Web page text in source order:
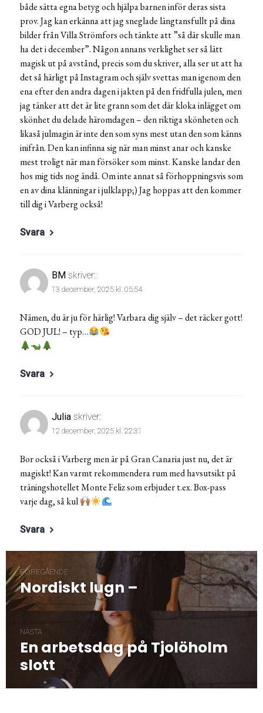
både sätta egna betyg och hjälpa barnen inför deras sista
prov. Jag kan erkänna att jag sneglade längtansfullt på dina
bilder från Villa Strömfors och tänkte att ”så där skulle man
ha det i december”. Någon annans verklighet ser så lätt
magisk ut på avstånd, precis som du skriver, alla ser ut att ha
det så härligt på Instagram och själv svettas man igenom den
ena efter den andra dagen i jakten på den fridfulla julen, men
jag tänker att det är lite grann som det där kloka inlägget om
skönhet du delade häromdagen – den riktiga skönheten och
likaså julmagin är inte den som syns mest utan den som känns
inifrån. Den kan infinna sig när man minst anar och kanske
mest troligt när man försöker som minst. Kanske landar den
hos mig tids nog ändå. Om inte annat så förhoppningsvis som
en av dina klänningar i julklapp;) Jag hoppas att den kommer
till dig i Varberg också!
Svara
BM skriver:
13 december, 2025 kl. 05:54
Nämen, du är ju för härlig! Varbara dig själv – det räcker gott!
GOD JUL! – typ…
Svara
Julia skriver:
12 december, 2025 kl. 22:31
Bor också i Varberg men är på Gran Canaria just nu, det är
magiskt! Kan varmt rekommendera rum med havsutsikt på
träningshotellet Monte Feliz som erbjuder t.ex. Box-pass
varje dag, så kul
Svara
Inläggsnavigering
FÖREGÅENDE
Föregående
post:
Nordiskt lugn –
NÄSTA
Nästa
post:
En arbetsdag på Tjolöholm
slott